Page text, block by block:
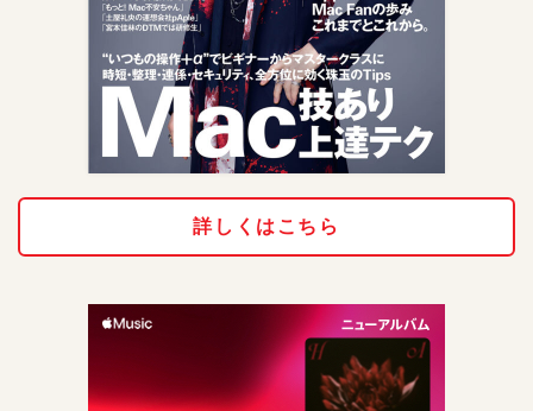
詳しくはこちら